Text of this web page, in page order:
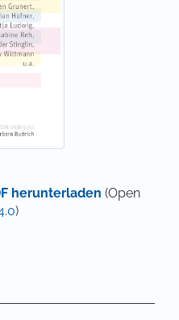
herunterladen (Open
)